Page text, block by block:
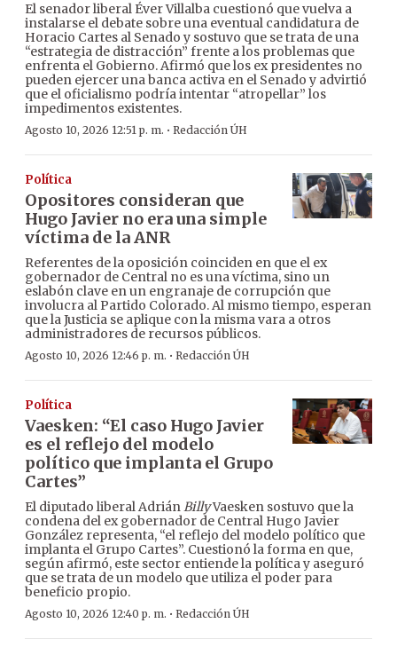
El senador liberal Éver Villalba cuestionó que vuelva a
instalarse el debate sobre una eventual candidatura de
Horacio Cartes al Senado y sostuvo que se trata de una
“estrategia de distracción” frente a los problemas que
enfrenta el Gobierno. Afirmó que los ex presidentes no
pueden ejercer una banca activa en el Senado y advirtió
que el oficialismo podría intentar “atropellar” los
impedimentos existentes.
Agosto 10, 2026 12:51 p. m. · Redacción ÚH
Política
Opositores consideran que
Hugo Javier no era una simple
víctima de la ANR
Referentes de la oposición coinciden en que el ex
gobernador de Central no es una víctima, sino un
eslabón clave en un engranaje de corrupción que
involucra al Partido Colorado. Al mismo tiempo, esperan
que la Justicia se aplique con la misma vara a otros
administradores de recursos públicos.
Agosto 10, 2026 12:46 p. m. · Redacción ÚH
Política
Vaesken: “El caso Hugo Javier
es el reflejo del modelo
político que implanta el Grupo
Cartes”
El diputado liberal AdriánBillyVaesken sostuvo que la
condena del ex gobernador de Central Hugo Javier
González representa, “el reflejo del modelo político que
implanta el Grupo Cartes”. Cuestionó la forma en que,
según afirmó, este sector entiende la política y aseguró
que se trata de un modelo que utiliza el poder para
beneficio propio.
Agosto 10, 2026 12:40 p. m. · Redacción ÚH